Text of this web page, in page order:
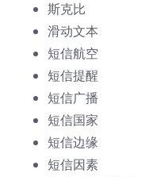
斯克比
滑动文本
短信航空
短信提醒
短信广播
短信国家
短信边缘
短信因素